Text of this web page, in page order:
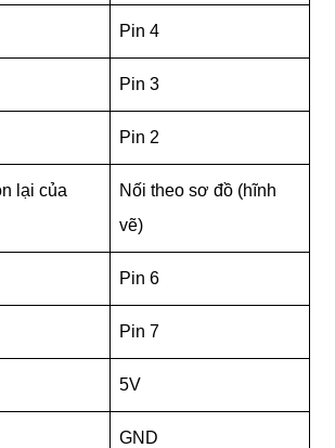
Pin 4
Pin 3
Pin 2
lại của
Nối theo sơ đồ (hĩnh
vẽ)
Pin 6
Pin 7
5V
GND